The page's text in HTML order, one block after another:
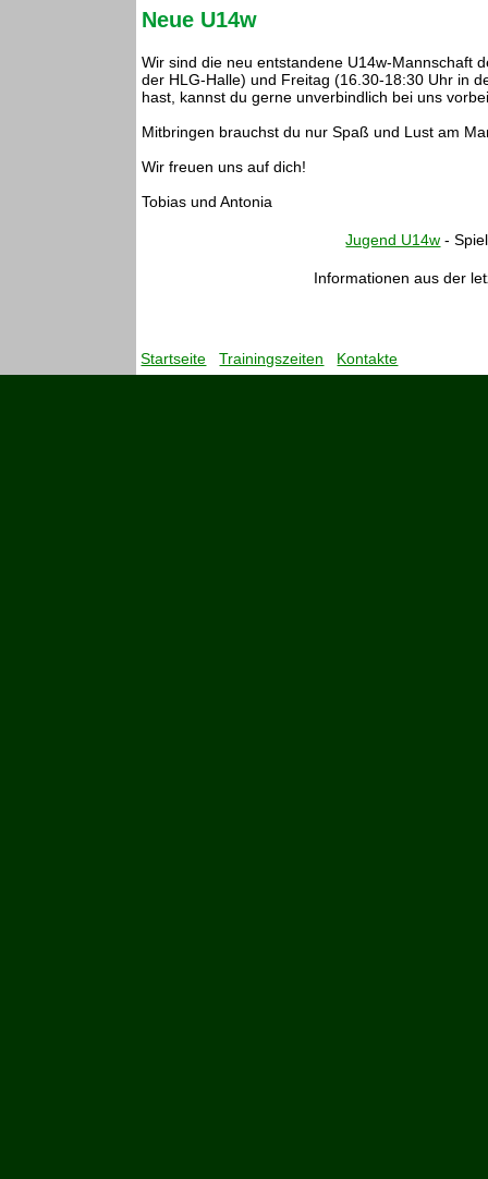
Neue U14w
Wir sind die neu entstandene U14w-Mannschaft
der HLG-Halle) und Freitag (16.30-18:30 Uhr in
hast, kannst du gerne unverbindlich bei uns
Mitbringen brauchst du nur Spaß und Lust am
Wir freuen uns auf dich!
Tobias und Antonia
Jugend U14w -
Informationen aus der
Startseite Trainingszeiten Kontakte